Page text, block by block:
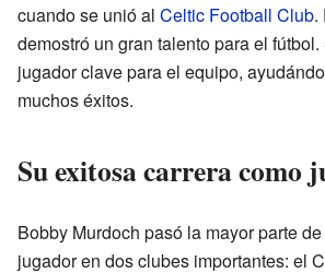
cuando se unió al Celtic Football Club.
demostró un gran talento para el
jugador clave para el equipo,
muchos éxitos.
Su exitosa carrera como
Bobby Murdoch pasó la mayor parte
jugador en dos clubes importantes: el